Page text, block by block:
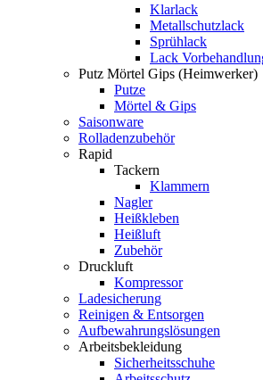
Klarlack
Metallschutzlack
Sprühlack
Lack
Putz Mörtel Gips (Heimwerker)
Putze
Mörtel & Gips
Saisonware
Rolladenzubehör
Rapid
Tackern
Klammern
Nagler
Heißkleben
Heißluft
Zubehör
Druckluft
Kompressor
Ladesicherung
Reinigen & Entsorgen
Aufbewahrungslösungen
Arbeitsbekleidung
Sicherheitsschuhe